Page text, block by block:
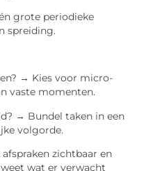
grote periodieke
spreiding.
→ Kies voor micro-
vaste momenten.
→ Bundel taken in een
volgorde.
zichtbaar en
wat er verwacht